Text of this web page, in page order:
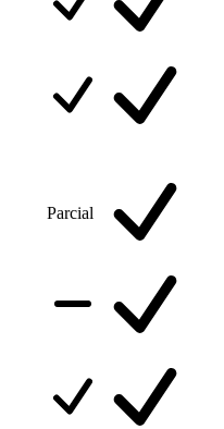
Parcial